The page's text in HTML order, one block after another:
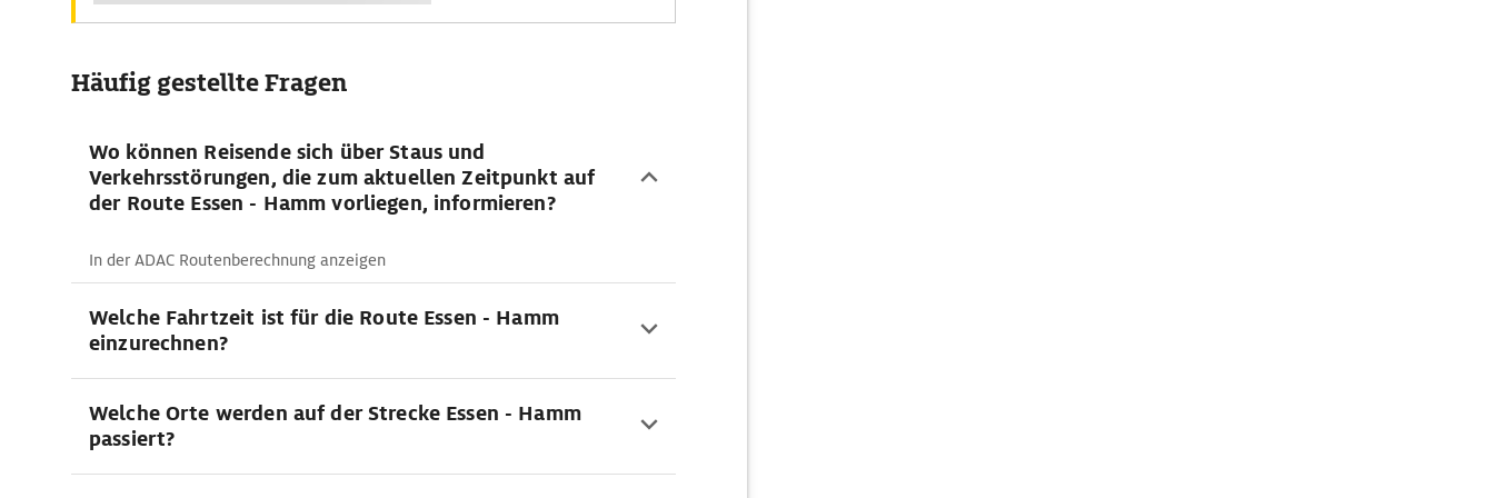
Häufig gestellte Fragen
Wo können Reisende sich über Staus und
Verkehrsstörungen, die zum aktuellen Zeitpunkt auf
der Route Essen - Hamm vorliegen, informieren?
In der ADAC Routenberechnung anzeigen
Welche Fahrtzeit ist für die Route Essen - Hamm
einzurechnen?
Welche Orte werden auf der Strecke Essen - Hamm
passiert?